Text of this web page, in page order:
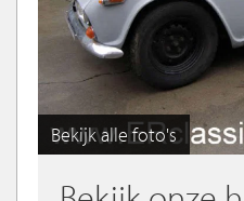
Bekijk alle foto's